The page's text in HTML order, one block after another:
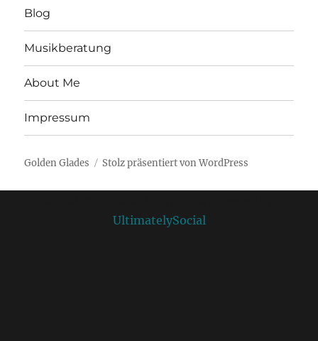
Blog
Musikberatung
About Me
Impressum
Golden Glades Stolz präsentiert von WordPress
UltimatelySocial